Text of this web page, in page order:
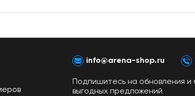
info@arena-shop.ru
Подпишитесь на обновления и
выгодных предложений